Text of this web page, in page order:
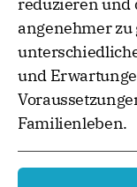
reduzieren und
angenehmer zu
und
Familienleben.